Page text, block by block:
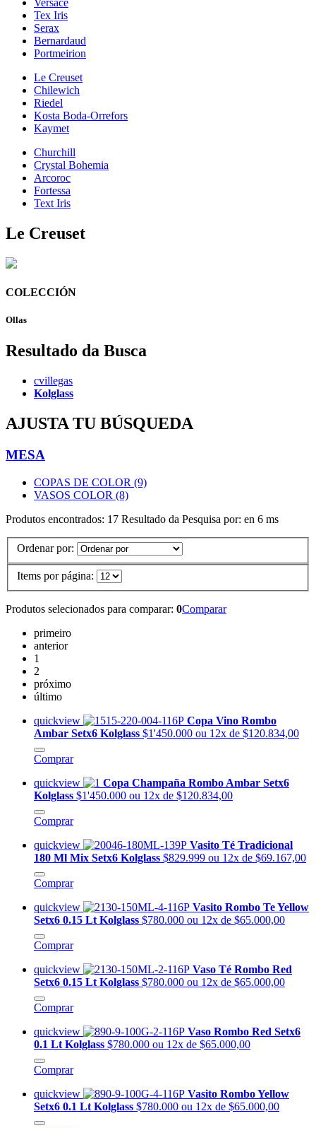
Tex Iris
Serax
Bernardaud
Portmeirion
Le Creuset
Chilewich
Riedel
Kosta Boda-Orrefors
Kaymet
Churchill
Crystal Bohemia
Arcoroc
Fortessa
Text Iris
Le Creuset
COLECCIÓN
Ollas
Resultado da Busca
cvillegas
Kolglass
AJUSTA TU BÚSQUEDA
MESA
COPAS DE COLOR (9)
VASOS COLOR (8)
Produtos encontrados: 17 Resultado da Pesquisa por: en 6 ms
Ordenar por:
Items por página:
Produtos selecionados para comparar: 0Comparar
primeiro
anterior
1
2
próximo
último
quickview
Copa Vino Rombo
Ambar Setx6 Kolglass $1'450.000 ou 12x de $120.834,00
Comprar
quickview
Copa Champaña Rombo Ambar Setx6
Kolglass $1'450.000 ou 12x de $120.834,00
Comprar
quickview
Vasito Té Tradicional
180 Ml Mix Setx6 Kolglass $829.999 ou 12x de $69.167,00
Comprar
quickview
Vasito Rombo Te Yellow
Setx6 0.15 Lt Kolglass $780.000 ou 12x de $65.000,00
Comprar
quickview
Vaso Té Rombo Red
Setx6 0.15 Lt Kolglass $780.000 ou 12x de $65.000,00
Comprar
quickview
Vaso Rombo Red Setx6
0.1 Lt Kolglass $780.000 ou 12x de $65.000,00
Comprar
quickview
Vasito Rombo Yellow
Setx6 0.1 Lt Kolglass $780.000 ou 12x de $65.000,00